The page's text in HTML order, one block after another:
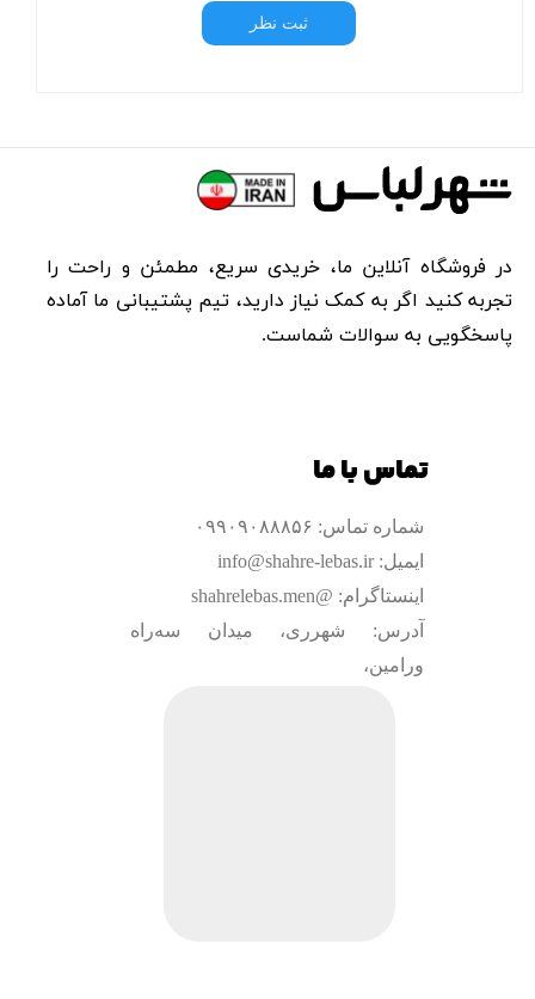
ثبت نظر
تماس با ما
شماره تماس: ۰۹۹۰۹۰۸۸۸۵۶
ایمیل: info@shahre-lebas.ir
اینستاگرام: @shahrelebas.men
آدرس: شهرری، میدان سه‌راه
ورامین،
در فروشگاه آنلاین ما، خریدی سریع، مطمئن و راحت را
تجربه کنید اگر به کمک نیاز دارید، تیم پشتیبانی ما آماده
پاسخگویی به سوالات شماست.​​​​​​​